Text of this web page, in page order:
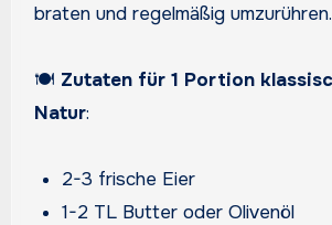
braten und regelmäßig umzurühren.
🍽️ Zutaten für 1 Portion
Natur:
2-3 frische Eier
1-2 TL Butter oder Olivenöl